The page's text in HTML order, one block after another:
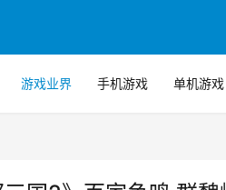
游戏业界 手机游戏 单机游戏